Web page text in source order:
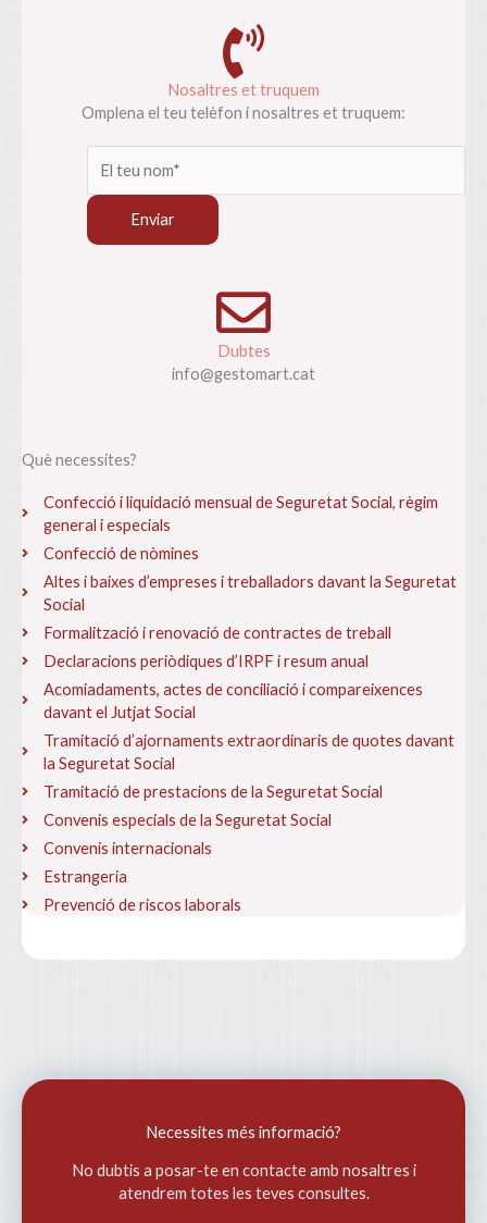
Nosaltres et truquem
Omplena el teu telèfon i nosaltres et truquem:
Dubtes
info@gestomart.cat
Què necessites?
Confecció i liquidació mensual de Seguretat Social, règim
general i especials
Confecció de nòmines
Altes i baixes d’empreses i treballadors davant la Seguretat
Social
Formalització i renovació de contractes de treball
Declaracions periòdiques d’IRPF i resum anual
Acomiadaments, actes de conciliació i compareixences
davant el Jutjat Social
Tramitació d’ajornaments extraordinaris de quotes davant
la Seguretat Social
Tramitació de prestacions de la Seguretat Social
Convenis especials de la Seguretat Social
Convenis internacionals
Estrangeria
Prevenció de riscos laborals
Necessites més informació?
No dubtis a posar-te en contacte amb nosaltres i
atendrem totes les teves consultes.